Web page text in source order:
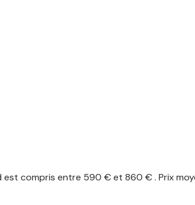
compris entre 590 € et 860 € . Prix